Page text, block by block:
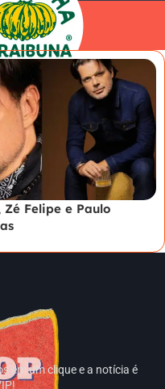
Felipe e Paulo
em um clique e a notícia é